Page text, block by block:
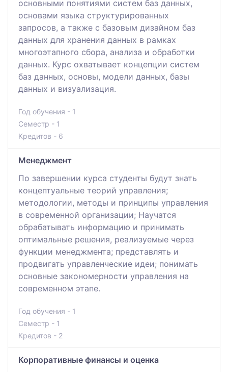
основными понятиями систем баз данных,
основами языка структурированных
запросов, а также с базовым дизайном баз
данных для хранения данных в рамках
многоэтапного сбора, анализа и обработки
данных. Курс охватывает концепции систем
баз данных, основы, модели данных, базы
данных и визуализация.
Год обучения - 1
Семестр - 1
Кредитов - 6
Менеджмент
По завершении курса студенты будут знать
концептуальные теорий управления;
методологии, методы и принципы управления
в современной организации; Научатся
обрабатывать информацию и принимать
оптимальные решения, реализуемые через
функции менеджмента; представлять и
продвигать управленческие идеи; понимать
основные закономерности управления на
современном этапе.
Год обучения - 1
Семестр - 1
Кредитов - 2
Корпоративные финансы и оценка